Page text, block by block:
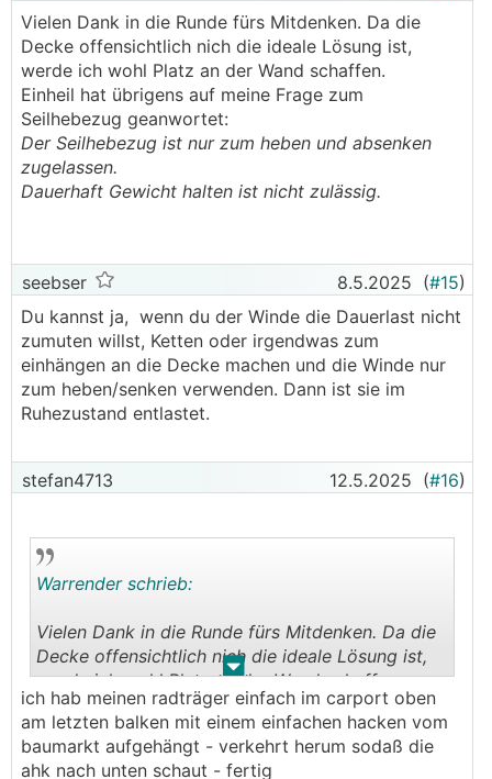
Vielen Dank in die Runde fürs Mitdenken. Da die
Decke offensichtlich nich die ideale Lösung ist,
werde ich wohl Platz an der Wand schaffen.
Einheil hat übrigens auf meine Frage zum
Seilhebezug geanwortet:
Der Seilhebezug ist nur zum heben und absenken
zugelassen.
Dauerhaft Gewicht halten ist nicht zulässig.
seebser 8.5.2025 (#15)
Du kannst ja, wenn du der Winde die Dauerlast nicht
zumuten willst, Ketten oder irgendwas zum
einhängen an die Decke machen und die Winde nur
zum heben/senken verwenden. Dann ist sie im
Ruhezustand entlastet.
stefan4713 12.5.2025 (#16)
. .
Warrender schrieb:
Vielen Dank in die Runde fürs Mitdenken. Da die
Decke offensichtlich nich die ideale Lösung ist,
werde ich wohl Platz an der Wand schaffen.
Einheil hat übrigens auf meine Frage zum
Seilhebezug geanwortet:
ich hab meinen radträger einfach im carport oben
am letzten balken mit einem einfachen hacken vom
baumarkt aufgehängt - verkehrt herum sodaß die
ahk nach unten schaut - fertig